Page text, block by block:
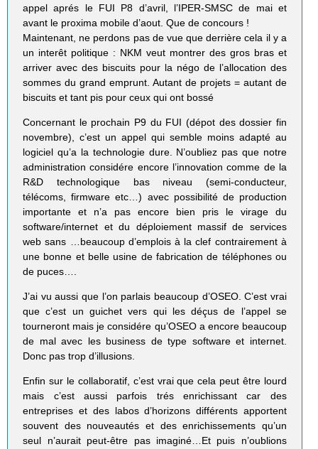
appel aprés le FUI P8 d’avril, l’IPER-SMSC de mai et
avant le proxima mobile d’aout. Que de concours !
Maintenant, ne perdons pas de vue que derrière cela il y a
un interêt politique : NKM veut montrer des gros bras et
arriver avec des biscuits pour la négo de l’allocation des
sommes du grand emprunt. Autant de projets = autant de
biscuits et tant pis pour ceux qui ont bossé
Concernant le prochain P9 du FUI (dépot des dossier fin
novembre), c’est un appel qui semble moins adapté au
logiciel qu’a la technologie dure. N’oubliez pas que notre
administration considére encore l’innovation comme de la
R&D technologique bas niveau (semi-conducteur,
télécoms, firmware etc…) avec possibilité de production
importante et n’a pas encore bien pris le virage du
software/internet et du déploiement massif de services
web sans …beaucoup d’emplois à la clef contrairement à
une bonne et belle usine de fabrication de téléphones ou
de puces….
J’ai vu aussi que l’on parlais beaucoup d’OSEO. C’est vrai
que c’est un guichet vers qui les déçus de l’appel se
tourneront mais je considére qu’OSEO a encore beaucoup
de mal avec les business de type software et internet.
Donc pas trop d’illusions.
Enfin sur le collaboratif, c’est vrai que cela peut être lourd
mais c’est aussi parfois trés enrichissant car des
entreprises et des labos d’horizons différents apportent
souvent des nouveautés et des enrichissements qu’un
seul n’aurait peut-être pas imaginé…Et puis n’oublions